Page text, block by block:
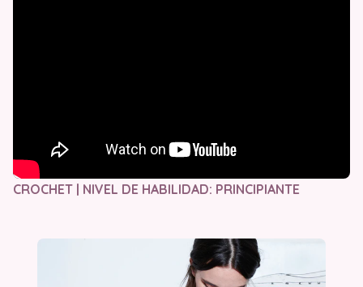
CROCHET | NIVEL DE HABILIDAD: PRINCIPIANTE